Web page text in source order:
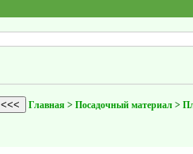
<<< Главная > Посадочный материал >